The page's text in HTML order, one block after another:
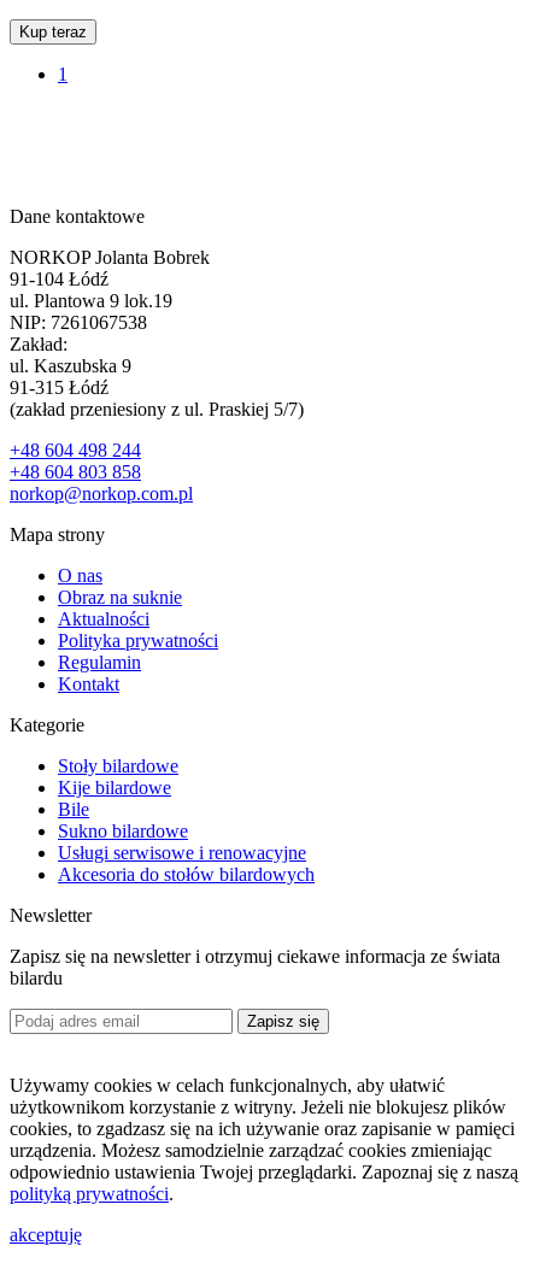
Kup teraz
1
Dane kontaktowe
NORKOP Jolanta Bobrek
91-104 Łódź
ul. Plantowa 9 lok.19
NIP: 7261067538
Zakład:
ul. Kaszubska 9
91-315 Łódź
(zakład przeniesiony z ul. Praskiej 5/7)
+48 604 498 244
+48 604 803 858
norkop@norkop.com.pl
Mapa strony
O nas
Obraz na suknie
Aktualności
Polityka prywatności
Regulamin
Kontakt
Kategorie
Stoły bilardowe
Kije bilardowe
Bile
Sukno bilardowe
Usługi serwisowe i renowacyjne
Akcesoria do stołów bilardowych
Newsletter
Zapisz się na newsletter i otrzymuj ciekawe informacja ze świata
bilardu
Zapisz się
Używamy cookies w celach funkcjonalnych, aby ułatwić
użytkownikom korzystanie z witryny. Jeżeli nie blokujesz plików
cookies, to zgadzasz się na ich używanie oraz zapisanie w pamięci
urządzenia. Możesz samodzielnie zarządzać cookies zmieniając
odpowiednio ustawienia Twojej przeglądarki. Zapoznaj się z naszą
polityką prywatności.
akceptuję